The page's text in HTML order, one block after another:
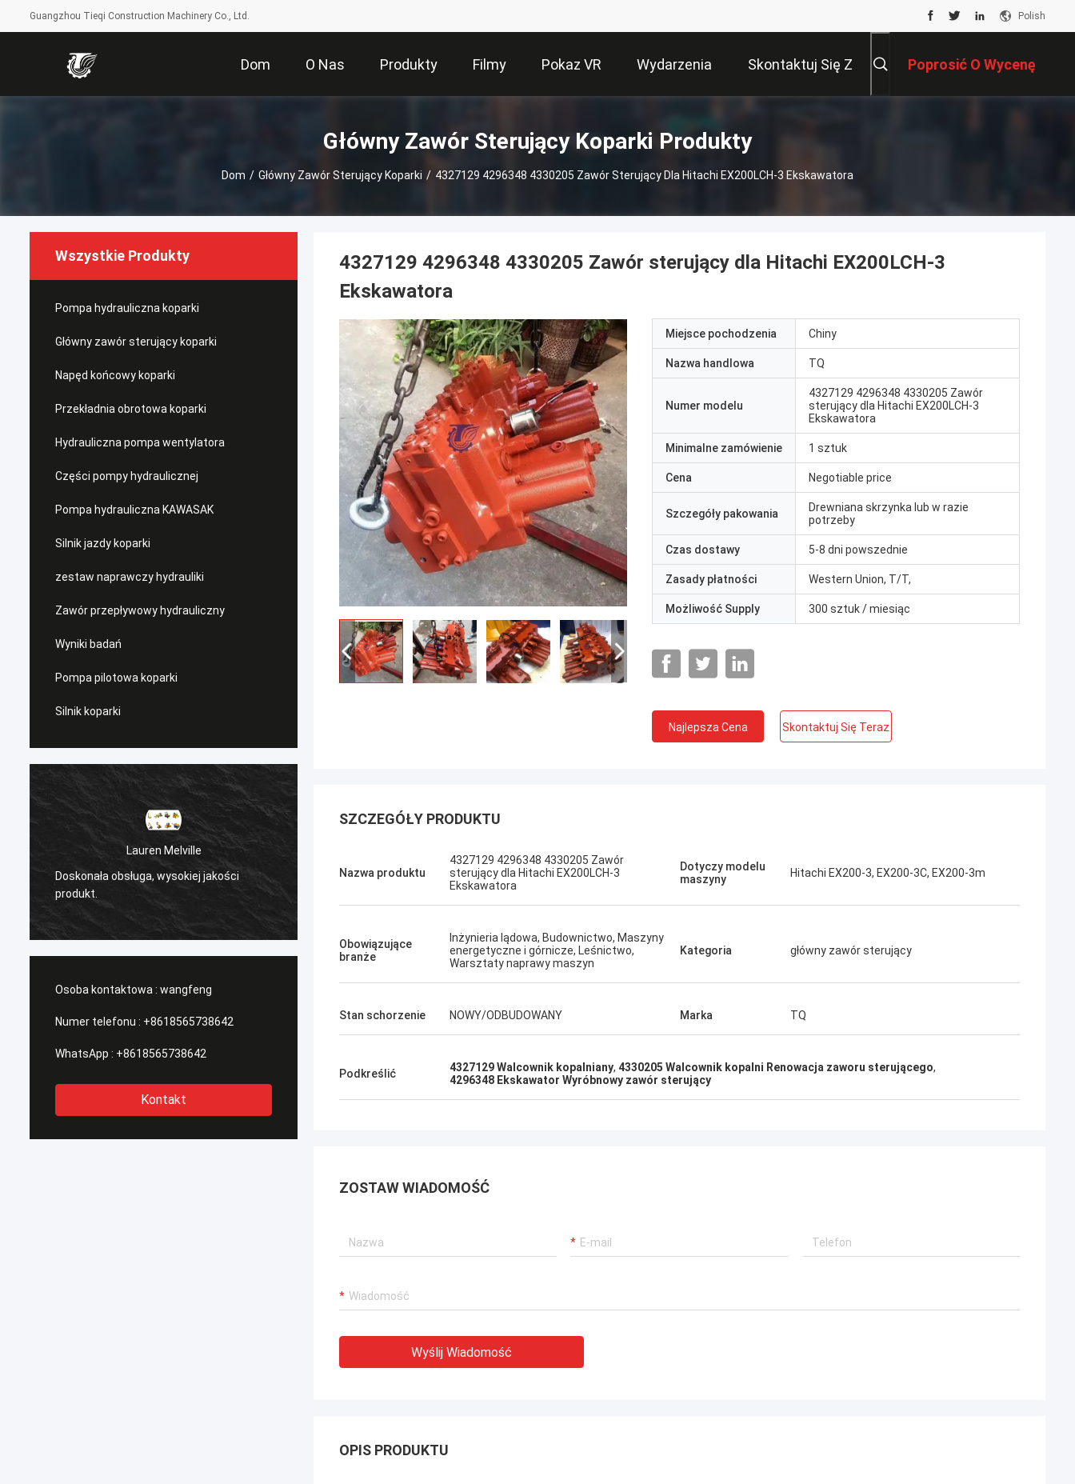
Guangzhou Tieqi Construction Machinery Co., Ltd. Polish
Dom O Nas Produkty Filmy Pokaz VR Wydarzenia Skontaktuj Się Z Poprosić O Wycenę
Główny Zawór Sterujący Koparki Produkty
Dom / Główny Zawór Sterujący Koparki / 4327129 4296348 4330205 Zawór Sterujący Dla Hitachi EX200LCH-3 Ekskawatora
Wszystkie Produkty
Pompa hydrauliczna koparki
Główny zawór sterujący koparki
Napęd końcowy koparki
Przekładnia obrotowa koparki
Hydrauliczna pompa wentylatora
Części pompy hydraulicznej
Pompa hydrauliczna KAWASAK
Silnik jazdy koparki
zestaw naprawczy hydrauliki
Zawór przepływowy hydrauliczny
Wyniki badań
Pompa pilotowa koparki
Silnik koparki
Lauren Melville
Doskonała obsługa, wysokiej jakości
produkt.
Sanёк Нижегородский
/Serwis zarządzający, szybki ruch.
Erdenetumur Kampana
Przyjemne zakupy
przyjaźni. Doskonała obsługa i przyjazne
Osoba kontaktowa : wangfeng
Numer telefonu : +8618565738642
WhatsApp : +8618565738642
Kontakt
4327129 4296348 4330205 Zawór sterujący dla Hitachi EX200LCH-3
Ekskawatora
Miejsce pochodzenia Chiny
Nazwa handlowa TQ
Numer modelu
4327129 4296348 4330205 Zawór
sterujący dla Hitachi EX200LCH-3
Ekskawatora
Minimalne zamówienie 1 sztuk
Cena Negotiable price
Szczegóły pakowania
Drewniana skrzynka lub w razie
potrzeby
Czas dostawy 5-8 dni powszednie
Zasady płatności Western Union, T/T,
Możliwość Supply 300 sztuk / miesiąc
Najlepsza Cena Skontaktuj Się Teraz
SZCZEGÓŁY PRODUKTU
Nazwa produktu
4327129 4296348 4330205 Zawór
sterujący dla Hitachi EX200LCH-3
Ekskawatora
Dotyczy modelu
maszyny
Hitachi EX200-3, EX200-3C, EX200-3m
Obowiązujące
branże
Inżynieria lądowa, Budownictwo, Maszyny
energetyczne i górnicze, Leśnictwo,
Warsztaty naprawy maszyn
Kategoria główny zawór sterujący
Stan schorzenie NOWY/ODBUDOWANY Marka TQ
Podkreślić 4327129 Walcownik kopalniany, 4330205 Walcownik kopalni Renowacja zaworu sterującego,
4296348 Ekskawator Wyróbnowy zawór sterujący
ZOSTAW WIADOMOŚĆ
Wyślij Wiadomość
OPIS PRODUKTU